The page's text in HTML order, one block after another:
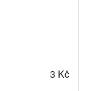
3 Kč